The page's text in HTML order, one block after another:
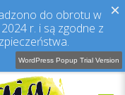
do obrotu w
r. i są zgodne z
×
WordPress Popup Trial Version